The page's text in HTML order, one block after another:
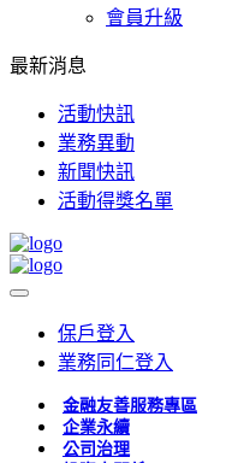
會員升級
最新消息
活動快訊
業務異動
新聞快訊
活動得獎名單
保戶登入
業務同仁登入
金融友善服務專區
企業永續
公司治理